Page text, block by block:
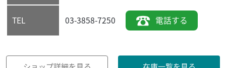
TEL 03-3858-7250 電話する